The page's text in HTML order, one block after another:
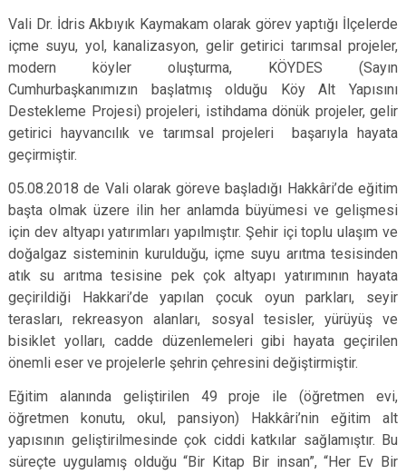
Vali Dr. İdris Akbıyık Kaymakam olarak görev yaptığı İlçelerde
içme suyu, yol, kanalizasyon, gelir getirici tarımsal projeler,
modern köyler oluşturma, KÖYDES (Sayın
Cumhurbaşkanımızın başlatmış olduğu Köy Alt Yapısını
Destekleme Projesi) projeleri, istihdama dönük projeler, gelir
getirici hayvancılık ve tarımsal projeleri başarıyla hayata
geçirmiştir.
05.08.2018 de Vali olarak göreve başladığı Hakkâri’de eğitim
başta olmak üzere ilin her anlamda büyümesi ve gelişmesi
için dev altyapı yatırımları yapılmıştır. Şehir içi toplu ulaşım ve
doğalgaz sisteminin kurulduğu, içme suyu arıtma tesisinden
atık su arıtma tesisine pek çok altyapı yatırımının hayata
geçirildiği Hakkari’de yapılan çocuk oyun parkları, seyir
terasları, rekreasyon alanları, sosyal tesisler, yürüyüş ve
bisiklet yolları, cadde düzenlemeleri gibi hayata geçirilen
önemli eser ve projelerle şehrin çehresini değiştirmiştir.
Eğitim alanında geliştirilen 49 proje ile (öğretmen evi,
öğretmen konutu, okul, pansiyon) Hakkâri’nin eğitim alt
yapısının geliştirilmesinde çok ciddi katkılar sağlamıştır. Bu
süreçte uygulamış olduğu “Bir Kitap Bir insan”, “Her Ev Bir